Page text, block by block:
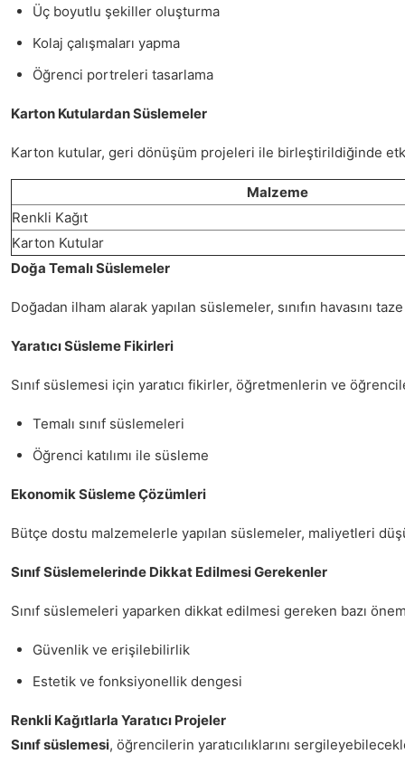
Üç boyutlu şekiller oluşturma
Kolaj çalışmaları yapma
Öğrenci portreleri tasarlama
Karton Kutulardan Süslemeler
Karton kutular, geri dönüşüm projeleri ile birleştirildiğinde
Malzeme
Renkli Kağıt
Karton Kutular
Doğa Temalı Süslemeler
Doğadan ilham alarak yapılan süslemeler, sınıfın havasını
Yaratıcı Süsleme Fikirleri
Sınıf süslemesi için yaratıcı fikirler, öğretmenlerin ve
Temalı sınıf süslemeleri
Öğrenci katılımı ile süsleme
Ekonomik Süsleme Çözümleri
Bütçe dostu malzemelerle yapılan süslemeler, maliyetleri
Sınıf Süslemelerinde Dikkat Edilmesi Gerekenler
Sınıf süslemeleri yaparken dikkat edilmesi gereken bazı
Güvenlik ve erişilebilirlik
Estetik ve fonksiyonellik dengesi
Renkli Kağıtlarla Yaratıcı Projeler
Sınıf süslemesi, öğrencilerin yaratıcılıklarını